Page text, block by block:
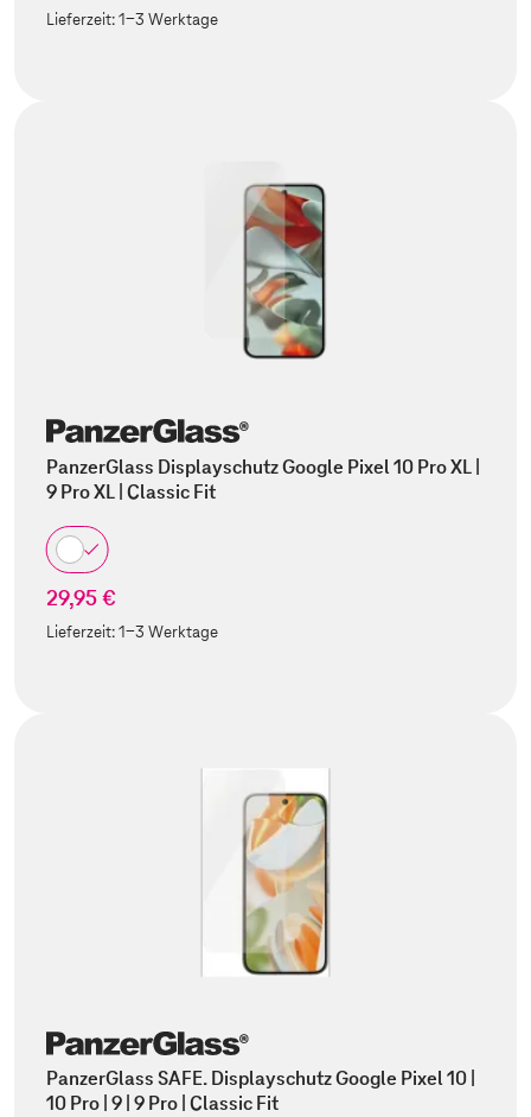
Lieferzeit:1-3 Werktage
PanzerGlass Displayschutz Google Pixel 10 Pro XL |
9 Pro XL | Classic Fit
29,95 €
Lieferzeit:1-3 Werktage
PanzerGlass SAFE. Displayschutz Google Pixel 10 |
10 Pro | 9 | 9 Pro | Classic Fit